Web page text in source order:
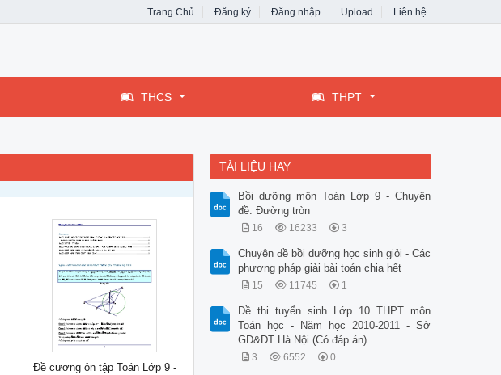
Trang Chủ Đăng ký Đăng nhập Upload Liên hệ
THCS THPT
Đề cương ôn tập Toán Lớp 9 -
TÀI LIỆU HAY
Bồi dưỡng môn Toán Lớp 9 - Chuyên
đề: Đường tròn
16 16233 3
Chuyên đề bồi dưỡng học sinh giỏi - Các
phương pháp giải bài toán chia hết
15 11745 1
Đề thi tuyển sinh Lớp 10 THPT môn
Toán học - Năm học 2010-2011 - Sở
GD&ĐT Hà Nội (Có đáp án)
3 6552 0